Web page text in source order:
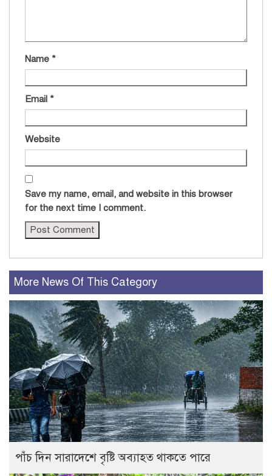
Name *
Email *
Website
Save my name, email, and website in this browser
for the next time I comment.
More News Of This Category
পাঁচ দিন সারাদেশে বৃষ্টি অব্যাহত থাকতে পারে